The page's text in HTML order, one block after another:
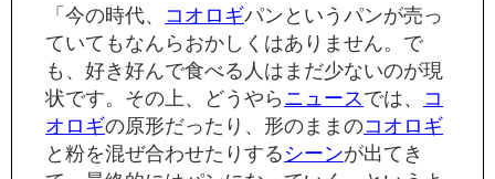
「今の時代、 コオロギパンというパンが売っ
ていてもなんらおかしくはありません。で
も、好き好んで食べる人はまだ少ないのが現
状です。その上、どうやらニュースでは、 コ
オロギの原形だったり、形のままのコオロギ
と粉を混ぜ合わせたりするシーンが出てき